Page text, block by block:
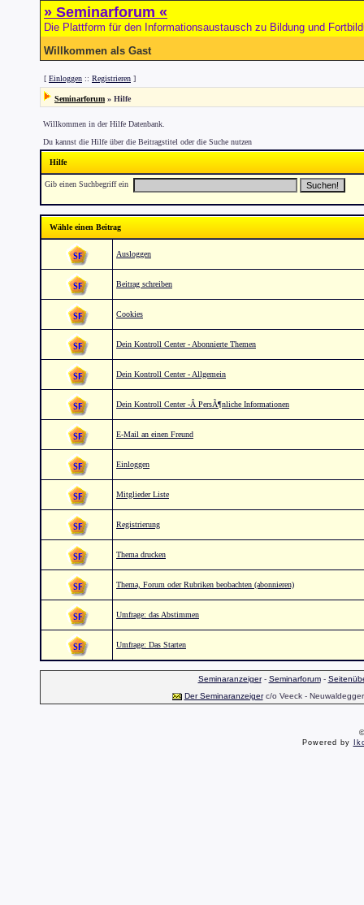
» Seminarforum «
Die Plattform für den Informationsaustausch zu Bildung und
Willkommen als Gast
[ Einloggen :: Registrieren ]
Seminarforum » Hilfe
Willkommen in der Hilfe Datenbank.
Du kannst die Hilfe über die Beitragstitel oder die Suche nutzen
Hilfe
Gib einen Suchbegriff ein
Wähle einen Beitrag
Ausloggen
Beitrag schreiben
Cookies
Dein Kontroll Center - Abonnierte Themen
Dein Kontroll Center - Allgemein
Dein Kontroll Center -Â PersÃ¶nliche Informationen
E-Mail an einen Freund
Einloggen
Mitglieder Liste
Registrierung
Thema drucken
Thema, Forum oder Rubriken beobachten (abonnieren)
Umfrage: das Abstimmen
Umfrage: Das Starten
Seminaranzeiger- Seminarforum-
Der Seminaranzeigerc/o Veeck -
Powered by